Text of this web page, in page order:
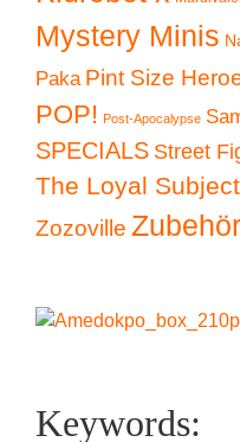
Mystery Minis
Paka Pint Size
POP! Post-Apocalypse
SPECIALS Street
The Loyal
Zozoville
Keywords: